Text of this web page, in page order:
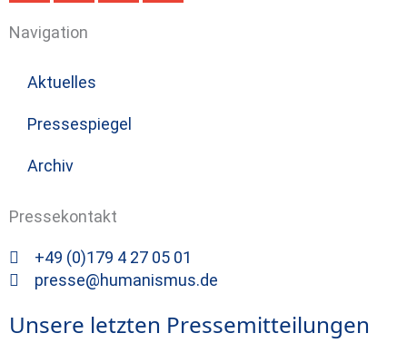
Navigation
Aktuelles
Pressespiegel
Archiv
Pressekontakt
+49 (0)179 4 27 05 01
presse@humanismus.de
Unsere letzten Pressemitteilungen